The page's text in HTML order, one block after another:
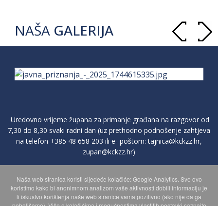
NAŠA GALERIJA
Uredovno vrijeme župana za primanje građana na razgovor od
7,30 do 8,30 svaki radni dan (uz prethodno podnošenje zahtjeva
na telefon +385 48 658 203 ili e- poštom:tajnica@kckzz.hr,
zupan@kckzz.hr)
POLITIKA ZAŠTITE PRIVATNOSTI OSOBNIH PODATAKA
Naša web stranica koristi sljedeće kolačiće: Google Analytics. Sve ovo
koristimo kako bi anonimnom analizom vaše aktivnosti dobili informaciju je
li iskustvo korištenja naše web stranice vama pozitivno (ako nije da ga